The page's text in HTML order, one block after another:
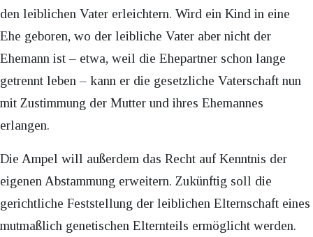
den leiblichen Vater erleichtern. Wird ein Kind in eine
Ehe geboren, wo der leibliche Vater aber nicht der
Ehemann ist – etwa, weil die Ehepartner schon lange
getrennt leben – kann er die gesetzliche Vaterschaft nun
mit Zustimmung der Mutter und ihres Ehemannes
erlangen.
Die Ampel will außerdem das Recht auf Kenntnis der
eigenen Abstammung erweitern. Zukünftig soll die
gerichtliche Feststellung der leiblichen Elternschaft eines
mutmaßlich genetischen Elternteils ermöglicht werden.